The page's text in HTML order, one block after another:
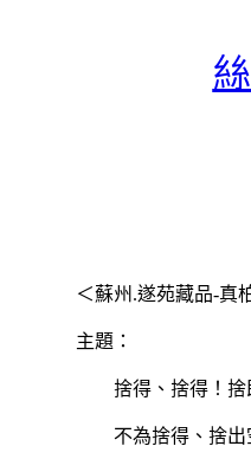
＜蘇州 .遂苑藏品-真
主題：
捨得、捨得！
不為捨得、捨